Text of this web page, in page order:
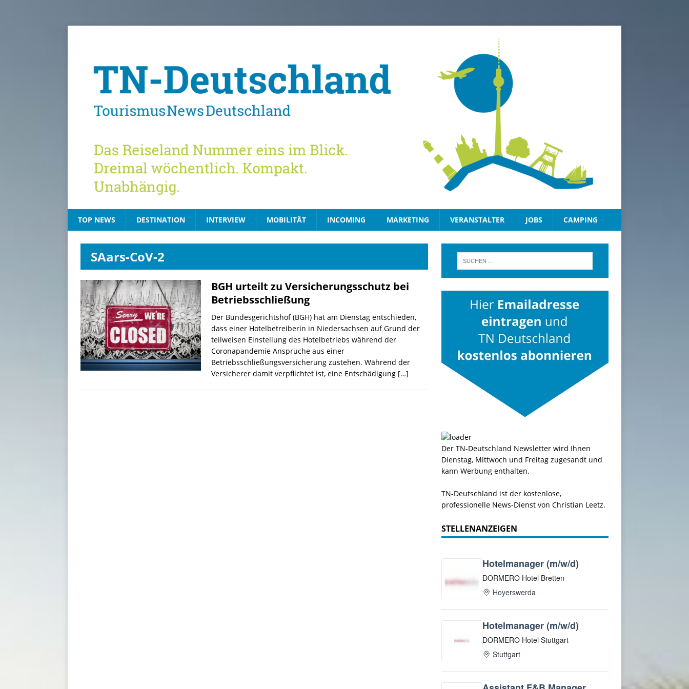
TOP NEWS DESTINATION INTERVIEW MOBILITÄT INCOMING MARKETING VERANSTALTER JOBS CAMPING
SAars-CoV-2
BGH urteilt zu Versicherungsschutz bei
Betriebsschließung
Der Bundesgerichtshof (BGH) hat am Dienstag entschieden,
dass einer Hotelbetreiberin in Niedersachsen auf Grund der
teilweisen Einstellung des Hotelbetriebs während der
Coronapandemie Ansprüche aus einer
Betriebsschließungsversicherung zustehen. Während der
Versicherer damit verpflichtet ist, eine Entschädigung […]
Der TN-Deutschland Newsletter wird Ihnen
Dienstag, Mittwoch und Freitag zugesandt und
kann Werbung enthalten.
TN-Deutschland ist der kostenlose,
professionelle News-Dienst von Christian Leetz.
STELLENANZEIGEN